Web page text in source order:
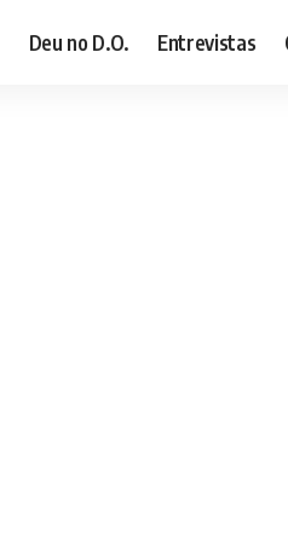
Deu no D.O. Entrevistas